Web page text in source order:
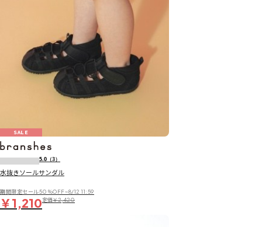
SALE
5.0 （3）
水抜きソールサンダル
期間限定セール50％OFF~8/12 11:59
￥1,210定価￥2,420